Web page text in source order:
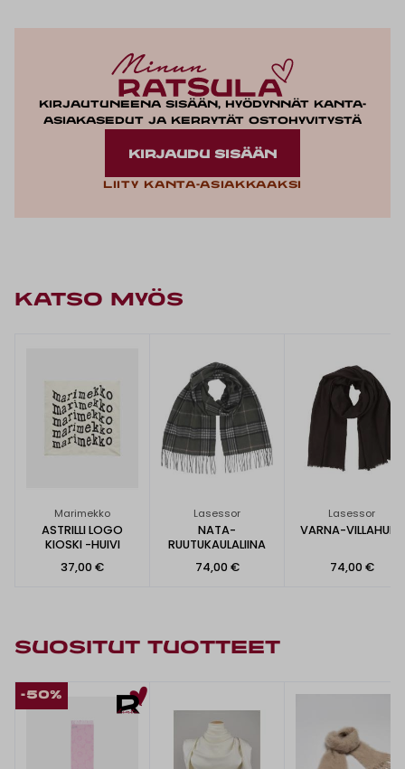
Kirjautuneena sisään, hyödynnät kanta-
asiakasedut ja kerrytät ostohyvitystä
KIRJAUDU SISÄÄN
Liity kanta-asiakkaaksi
KATSO MYÖS
Marimekko
ASTRILLI LOGO
KIOSKI -HUIVI
37,00 €
Lasessor
NATA-
RUUTUKAULALIINA
74,00 €
Lasessor
VARNA-VILLAHUIVI
74,00 €
SUOSITUT TUOTTEET
-50%